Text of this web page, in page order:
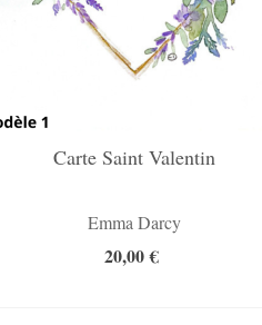
Carte Saint Valentin
Emma Darcy
20,00 €